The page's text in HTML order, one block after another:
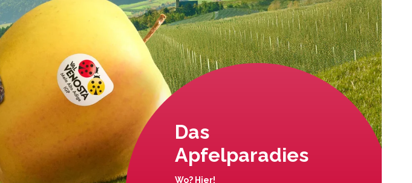
Das
Apfelparadies
Wo? Hier!